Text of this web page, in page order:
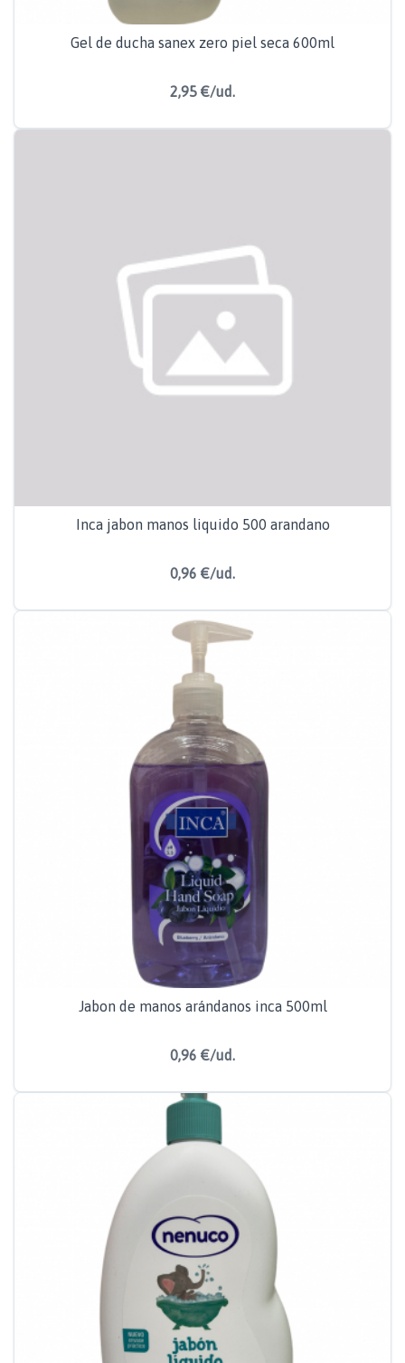
Gel de ducha sanex zero piel seca 600ml
2,95 €/ud.
Inca jabon manos liquido 500 arandano
0,96 €/ud.
Jabon de manos arándanos inca 500ml
0,96 €/ud.